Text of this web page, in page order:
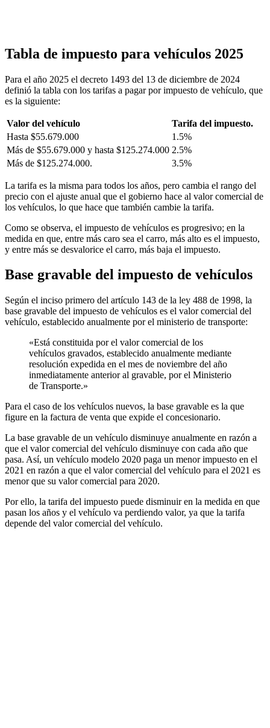
Tabla de impuesto para vehículos 2025
Para el año 2025 el decreto 1493 del 13 de diciembre de 2024
definió la tabla con los tarifas a pagar por impuesto de vehículo, que
es la siguiente:
Valor del vehículo
Tarifa del impuesto.
Hasta $55.679.000
1.5%
Más de $55.679.000 y hasta $125.274.000 2.5%
Más de $125.274.000.
3.5%
La tarifa es la misma para todos los años, pero cambia el rango del
precio con el ajuste anual que el gobierno hace al valor comercial de
los vehículos, lo que hace que también cambie la tarifa.
Como se observa, el impuesto de vehículos es progresivo; en la
medida en que, entre más caro sea el carro, más alto es el impuesto,
y entre más se desvalorice el carro, más baja el impuesto.
Base gravable del impuesto de vehículos
Según el inciso primero del artículo 143 de la ley 488 de 1998, la
base gravable del impuesto de vehículos es el valor comercial del
vehículo, establecido anualmente por el ministerio de transporte:
«Está constituida por el valor comercial de los
vehículos gravados, establecido anualmente mediante
resolución expedida en el mes de noviembre del año
inmediatamente anterior al gravable, por el Ministerio
de Transporte.»
Para el caso de los vehículos nuevos, la base gravable es la que
figure en la factura de venta que expide el concesionario.
La base gravable de un vehículo disminuye anualmente en razón a
que el valor comercial del vehículo disminuye con cada año que
pasa. Así, un vehículo modelo 2020 paga un menor impuesto en el
2021 en razón a que el valor comercial del vehículo para el 2021 es
menor que su valor comercial para 2020.
Por ello, la tarifa del impuesto puede disminuir en la medida en que
pasan los años y el vehículo va perdiendo valor, ya que la tarifa
depende del valor comercial del vehículo.